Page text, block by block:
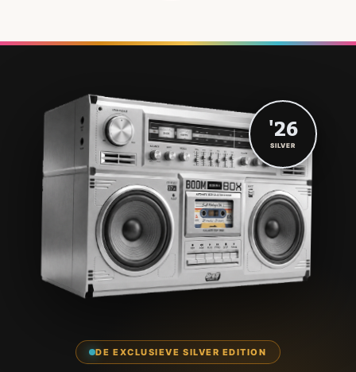
DE EXCLUSIEVE SILVER EDITION
'26
SILVER